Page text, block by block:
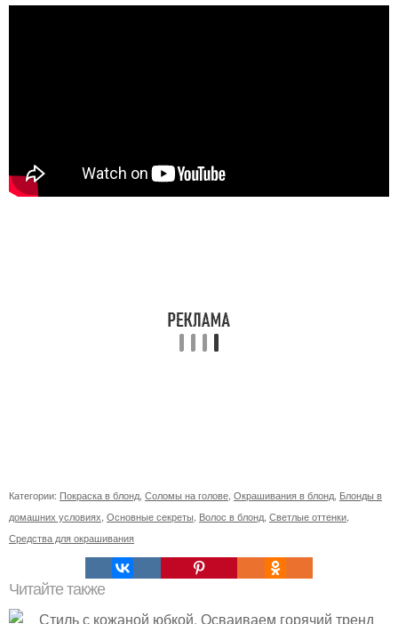
Категории: Покраска в блонд Соломы на голове Окрашивания в блонд Блонды в
домашних условиях Основные секреты Волос в блонд Светлые оттенки
Средства для окрашивания
Читайте также